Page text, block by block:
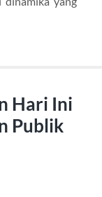
Hari Ini
Publik